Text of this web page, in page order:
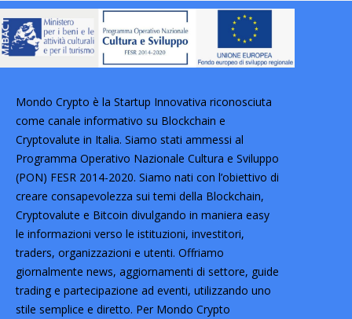
Mondo Crypto è la Startup Innovativa riconosciuta
come canale informativo su Blockchain e
Cryptovalute in Italia. Siamo stati ammessi al
Programma Operativo Nazionale Cultura e Sviluppo
(PON) FESR 2014-2020. Siamo nati con l’obiettivo di
creare consapevolezza sui temi della Blockchain,
Cryptovalute e Bitcoin divulgando in maniera easy
le informazioni verso le istituzioni, investitori,
traders, organizzazioni e utenti. Offriamo
giornalmente news, aggiornamenti di settore, guide
trading e partecipazione ad eventi, utilizzando uno
stile semplice e diretto. Per Mondo Crypto